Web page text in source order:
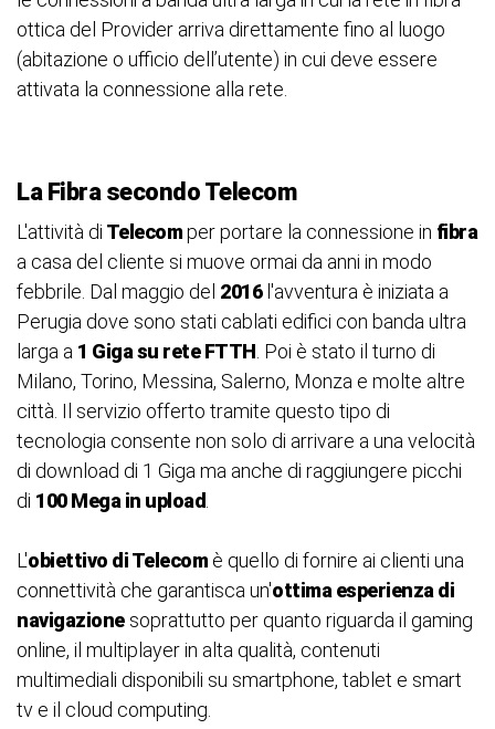
ottica del Provider arriva direttamente fino al luogo
(abitazione o ufficio dell’utente) in cui deve essere
attivata la connessione alla rete.
La Fibra secondo Telecom
L'attività di Telecomper portare la connessione in fibra
a casa del cliente si muove ormai da anni in modo
febbrile. Dal maggio del 2016l'avventura è iniziata a
Perugia dove sono stati cablati edifici con banda ultra
larga a 1 Giga su rete FTTH. Poi è stato il turno di
Milano, Torino, Messina, Salerno, Monza e molte altre
città. Il servizio offerto tramite questo tipo di
tecnologia consente non solo di arrivare a una velocità
di download di 1 Giga ma anche di raggiungere picchi
di 100 Mega in upload.
L'obiettivo di Telecom è quello di fornire ai clienti una
connettività che garantisca un'ottima esperienza di
navigazionesoprattutto per quanto riguarda il gaming
online, il multiplayer in alta qualità, contenuti
multimediali disponibili su smartphone, tablet e smart
tv e il cloud computing.